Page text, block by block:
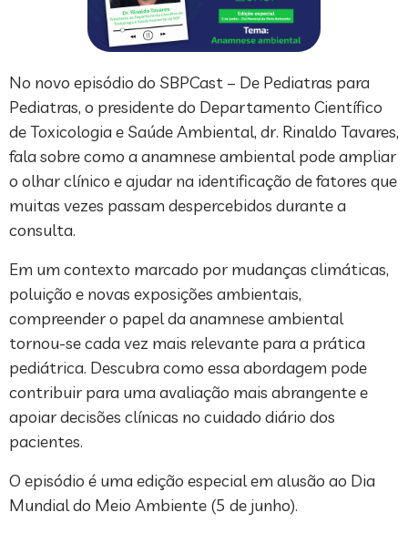
No novo episódio do SBPCast – De Pediatras para
Pediatras, o presidente do Departamento Científico
de Toxicologia e Saúde Ambiental, dr. Rinaldo Tavares,
fala sobre como a anamnese ambiental pode ampliar
o olhar clínico e ajudar na identificação de fatores que
muitas vezes passam despercebidos durante a
consulta.
Em um contexto marcado por mudanças climáticas,
poluição e novas exposições ambientais,
compreender o papel da anamnese ambiental
tornou-se cada vez mais relevante para a prática
pediátrica. Descubra como essa abordagem pode
contribuir para uma avaliação mais abrangente e
apoiar decisões clínicas no cuidado diário dos
pacientes.
O episódio é uma edição especial em alusão ao Dia
Mundial do Meio Ambiente (5 de junho).